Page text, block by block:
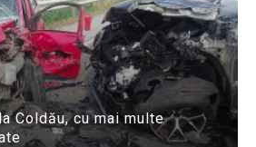
Coldău, cu mai multe